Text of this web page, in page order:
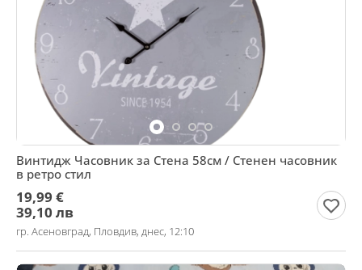
Винтидж Часовник за Стена 58см / Стенен часовник
в ретро стил
19,99 €
39,10 лв
гр. Асеновград, Пловдив, днес, 12:10